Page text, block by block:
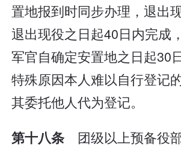
置地报到时同步办理，退出
退出现役之日起40日内完成
军官自确定安置地之日起30
特殊原因本人难以自行登记
其委托他人代为登记。
第十八条 团级以上预备役